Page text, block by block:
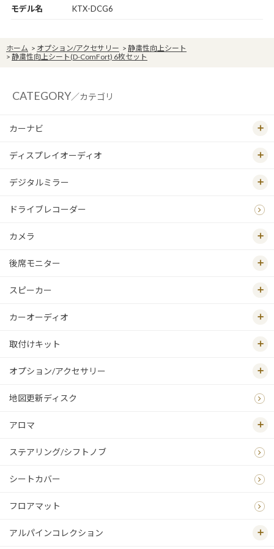
モデル名 KTX-DCG6
ホーム > オプション/アクセサリー > 静粛性向上シート
> 静粛性向上シート(D-ComFort) 6枚セット
CATEGORY／カテゴリ
カーナビ
ディスプレイオーディオ
デジタルミラー
ドライブレコーダー
カメラ
後席モニター
スピーカー
カーオーディオ
取付けキット
オプション/アクセサリー
地図更新ディスク
アロマ
ステアリング/シフトノブ
シートカバー
フロアマット
アルパインコレクション